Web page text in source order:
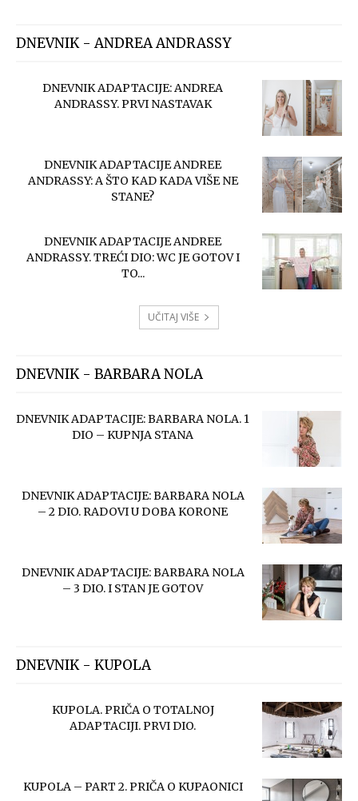
DNEVNIK - ANDREA ANDRASSY
DNEVNIK ADAPTACIJE: ANDREA
ANDRASSY. PRVI NASTAVAK
DNEVNIK ADAPTACIJE ANDREE
ANDRASSY: A ŠTO KAD KADA VIŠE NE
STANE?
DNEVNIK ADAPTACIJE ANDREE
ANDRASSY. TREĆI DIO: WC JE GOTOV I
TO...
UČITAJ VIŠE
DNEVNIK - BARBARA NOLA
DNEVNIK ADAPTACIJE: BARBARA NOLA. 1
DIO – KUPNJA STANA
DNEVNIK ADAPTACIJE: BARBARA NOLA
– 2 DIO. RADOVI U DOBA KORONE
DNEVNIK ADAPTACIJE: BARBARA NOLA
– 3 DIO. I STAN JE GOTOV
DNEVNIK - KUPOLA
KUPOLA. PRIČA O TOTALNOJ
ADAPTACIJI. PRVI DIO.
KUPOLA – PART 2. PRIČA O KUPAONICI